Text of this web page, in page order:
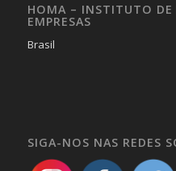
HOMA – INSTITUTO DE
EMPRESAS
Brasil
SIGA-NOS NAS REDES